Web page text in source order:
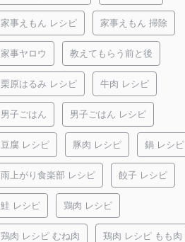
家事えもん レシピ 家事えもん 掃除
家事ヤロウ 教えてもらう前と後
栗原はるみ レシピ 牛肉 レシピ
男子ごはん 男子ごはん レシピ
豆腐 レシピ 豚肉 レシピ 鍋 レシピ
雨上がり食楽部 レシピ 餃子 レシピ
鮭 レシピ 鶏肉 レシピ
鶏肉 レシピ むね肉 鶏肉 レシピ もも肉